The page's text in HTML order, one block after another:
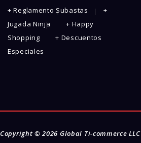
+ Reglamento Subastas
+
Jugada Ninja
+ Happy
Shopping
+ Descuentos
Especiales
Copyright © 2026 Global Ti-commerce LLC